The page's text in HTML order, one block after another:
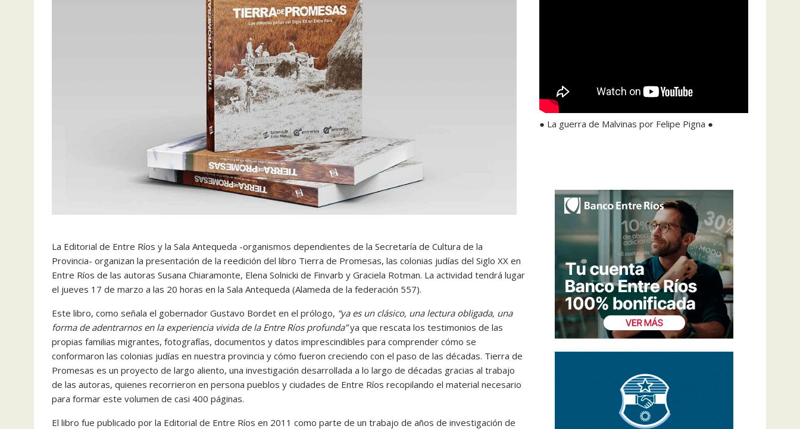
La Editorial de Entre Ríos y la Sala Antequeda -organismos dependientes de la Secretaría de Cultura de la
Provincia- organizan la presentación de la reedición del libro Tierra de Promesas, las colonias judías del Siglo XX en
Entre Ríos de las autoras Susana Chiaramonte, Elena Solnicki de Finvarb y Graciela Rotman. La actividad tendrá lugar
el jueves 17 de marzo a las 20 horas en la Sala Antequeda (Alameda de la federación 557).
Este libro, como señala el gobernador Gustavo Bordet en el prólogo, “ya es un clásico, una lectura obligada, una
forma de adentrarnos en la experiencia vivida de la Entre Ríos profunda”ya que rescata los testimonios de las
propias familias migrantes, fotografías, documentos y datos imprescindibles para comprender cómo se
conformaron las colonias judías en nuestra provincia y cómo fueron creciendo con el paso de las décadas. Tierra de
Promesas es un proyecto de largo aliento, una investigación desarrollada a lo largo de décadas gracias al trabajo
de las autoras, quienes recorrieron en persona pueblos y ciudades de Entre Ríos recopilando el material necesario
para formar este volumen de casi 400 páginas.
El libro fue publicado por la Editorial de Entre Ríos en 2011 como parte de un trabajo de años de investigación de
● La guerra de Malvinas por Felipe Pigna ●